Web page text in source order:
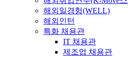
해외일경험(WELL)
해외인턴
특화 채용관
IT 채용관
제조업 채용관